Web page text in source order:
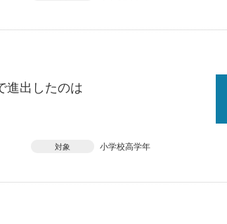
進出したのは
対象 小学校高学年